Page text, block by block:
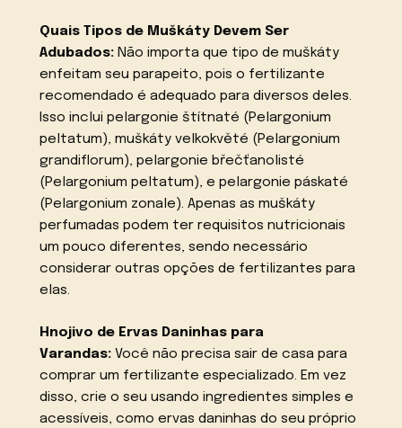
Quais Tipos de Muškáty Devem Ser
Adubados: Não importa que tipo de muškáty
enfeitam seu parapeito, pois o fertilizante
recomendado é adequado para diversos deles.
Isso inclui pelargonie štítnaté (Pelargonium
peltatum), muškáty velkokvěté (Pelargonium
grandiflorum), pelargonie břečťanolisté
(Pelargonium peltatum), e pelargonie páskaté
(Pelargonium zonale). Apenas as muškáty
perfumadas podem ter requisitos nutricionais
um pouco diferentes, sendo necessário
considerar outras opções de fertilizantes para
elas.
Hnojivo de Ervas Daninhas para
Varandas: Você não precisa sair de casa para
comprar um fertilizante especializado. Em vez
disso, crie o seu usando ingredientes simples e
acessíveis, como ervas daninhas do seu próprio